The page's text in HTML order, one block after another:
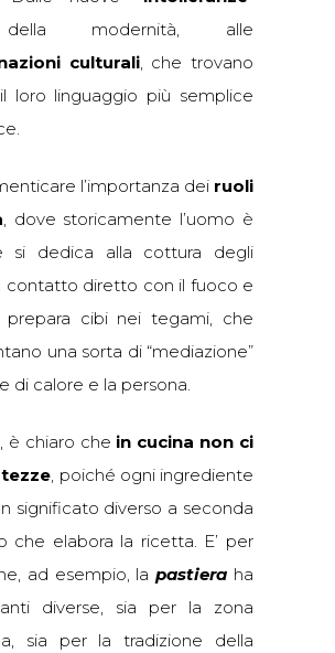
modernità, alle
culturali, che trovano
loro linguaggio più semplice
l’importanza dei ruoli
, dove storicamente l’uomo è
si dedica alla cottura degli
contatto diretto con il fuoco e
prepara cibi nei tegami, che
una sorta di “mediazione”
di calore e la persona.
è chiaro che in cucina non ci
, poiché ogni ingrediente
significato diverso a seconda
che elabora la ricetta. E’ per
ad esempio, lapastiera ha
diverse, sia per la zona
sia per la tradizione della